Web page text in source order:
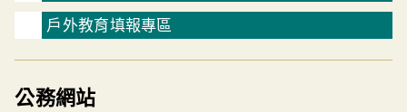
戶外教育填報專區
公務網站